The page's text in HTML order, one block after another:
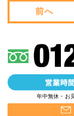
前へ
年中無休・お